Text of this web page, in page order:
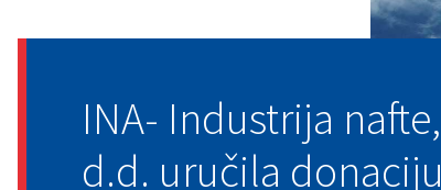
INA- Industrija nafte,
d.d. uručila donaciju